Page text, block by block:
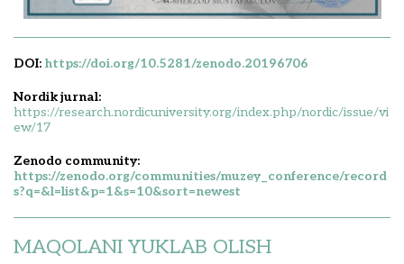
DOI: https://doi.org/10.5281/zenodo.20196706
Nordik jurnal:
https://research.nordicuniversity.org/index.php/nordic/issue/vi
ew/17
Zenodo community:
https://zenodo.org/communities/muzey_conference/record
s?q=&l=list&p=1&s=10&sort=newest
MAQOLANI YUKLAB OLISH